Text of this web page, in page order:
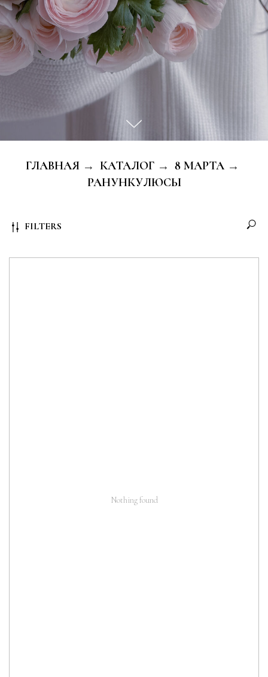
ГЛАВНАЯ → КАТАЛОГ → 8 МАРТА →
РАНУНКУЛЮСЫ
FILTERS
Nothing found